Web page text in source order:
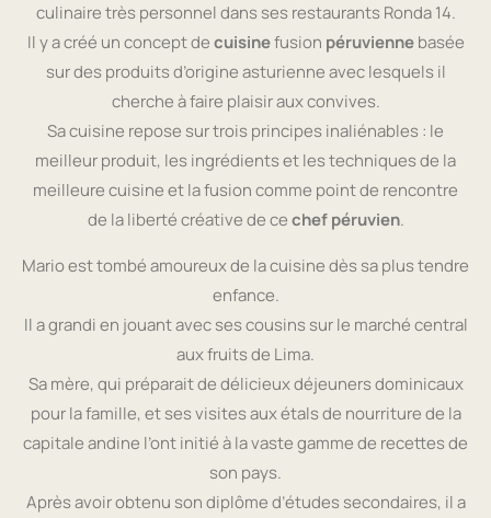
culinaire très personnel dans ses restaurants Ronda 14.
Il y a créé un concept decuisinefusion péruviennebasée
sur des produits d’origine asturienne avec lesquels il
cherche à faire plaisir aux convives.
Sa cuisine repose sur trois principes inaliénables : le
meilleur produit, les ingrédients et les techniques de la
meilleure cuisine et la fusion comme point de rencontre
de la liberté créative de cechef péruvien.
Mario est tombé amoureux de la cuisine dès sa plus tendre
enfance.
Il a grandi en jouant avec ses cousins sur le marché central
aux fruits de Lima.
Sa mère, qui préparait de délicieux déjeuners dominicaux
pour la famille, et ses visites aux étals de nourriture de la
capitale andine l’ont initié à la vaste gamme de recettes de
son pays.
Après avoir obtenu son diplôme d’études secondaires, il a